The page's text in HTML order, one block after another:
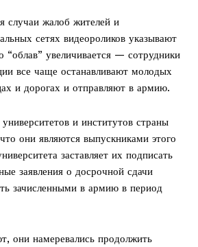
случаи жалоб жителей и
сетях видеороликов указывают
“облав” увеличивается — сотрудники
все чаще останавливают молодых
и дорогах и отправляют в армию.
и институтов страны
они являются выпускниками этого
заставляет их подписать
заявления о досрочной сдачи
зачисленными в армию в период
они намеревались продолжить